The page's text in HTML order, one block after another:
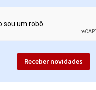
Receber novidades